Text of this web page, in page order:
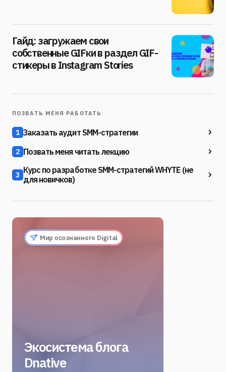
Гайд: загружаем свои
собственные GIFки в раздел GIF-
стикеры в Instagram Stories
ПОЗВАТЬ МЕНЯ РАБОТАТЬ
1 Заказать аудит SMM-стратегии
2 Позвать меня читать лекцию
3 Курс по разработке SMM-стратегий WHYTE (не
для новичков)
Мир осознанного Digital
Экосистема блога
Dnative